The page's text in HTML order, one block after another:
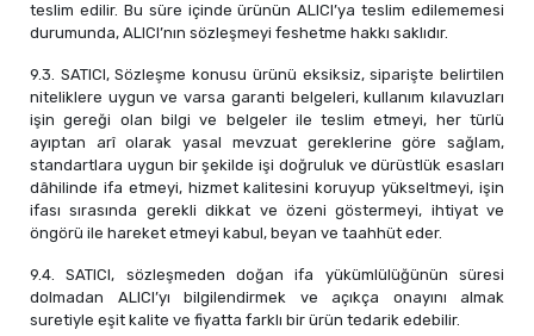
teslim edilir. Bu süre içinde ürünün ALICI’ya teslim edilememesi
durumunda, ALICI’nın sözleşmeyi feshetme hakkı saklıdır.
9.3. SATICI, Sözleşme konusu ürünü eksiksiz, siparişte belirtilen
niteliklere uygun ve varsa garanti belgeleri, kullanım kılavuzları
işin gereği olan bilgi ve belgeler ile teslim etmeyi, her türlü
ayıptan arî olarak yasal mevzuat gereklerine göre sağlam,
standartlara uygun bir şekilde işi doğruluk ve dürüstlük esasları
dâhilinde ifa etmeyi, hizmet kalitesini koruyup yükseltmeyi, işin
ifası sırasında gerekli dikkat ve özeni göstermeyi, ihtiyat ve
öngörü ile hareket etmeyi kabul, beyan ve taahhüt eder.
9.4. SATICI, sözleşmeden doğan ifa yükümlülüğünün süresi
dolmadan ALICI’yı bilgilendirmek ve açıkça onayını almak
suretiyle eşit kalite ve fiyatta farklı bir ürün tedarik edebilir.